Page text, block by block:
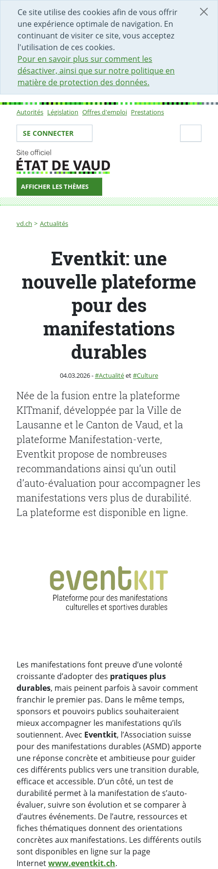
Ce site utilise des cookies afin de vous offrir
une expérience optimale de navigation. En
continuant de visiter ce site, vous acceptez
l'utilisation de ces cookies.
Pour en savoir plus sur comment les
désactiver, ainsi que sur notre politique en
matière de protection des données.
DÉBUT DU CONTENU DE LA PAGE
ACCÈS AU CHAMP DE RECHERCHE
PAGE D'ACCUEIL
FORMULAIRE DE CONTACT
Sous-navigation
Autorités Législation Offres d'emploi Prestations
Votre identité
SE CONNECTER
AFFICHER LES THÈMES
Fil d'Ariane
vd.ch Actualités
Eventkit: une nouvelle plateforme pour des
Eventkit: une
nouvelle plateforme
pour des
manifestations
durables
Publié le
04.03.2026-Catégorie :
Actualitéet Culture
Née de la fusion entre la plateforme
KITmanif, développée par la Ville de
Lausanne et le Canton de Vaud, et la
plateforme Manifestation-verte,
Eventkit propose de nombreuses
recommandations ainsi qu’un outil
d’auto-évaluation pour accompagner les
manifestations vers plus de durabilité.
La plateforme est disponible en ligne.
Les manifestations font preuve d’une volonté
croissante d’adopter des pratiques plus
durables, mais peinent parfois à savoir comment
franchir le premier pas. Dans le même temps,
sponsors et pouvoirs publics souhaiteraient
mieux accompagner les manifestations qu’ils
soutiennent. Avec Eventkit, l’Association suisse
pour des manifestations durables (ASMD) apporte
une réponse concrète et ambitieuse pour guider
ces différents publics vers une transition durable,
efficace et accessible. D’un côté, un test de
durabilité permet à la manifestation de s’auto-
évaluer, suivre son évolution et se comparer à
d’autres événements. De l’autre, ressources et
fiches thématiques donnent des orientations
concrètes aux manifestations. Les différents outils
sont disponibles en ligne sur la page
Internetwww.eventkit.ch.